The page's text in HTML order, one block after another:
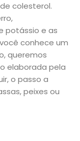
colesterol.
potássio e as
conhece um
queremos
elaborada pela
o passo a
peixes ou